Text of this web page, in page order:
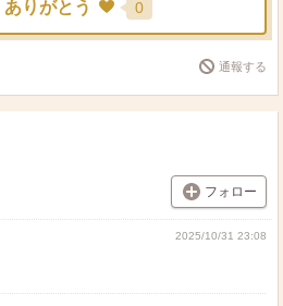
ありがとう 0
通報する
フォロー
2025/10/31 23:08